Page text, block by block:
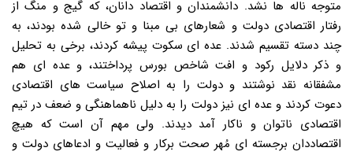
متوجه ناله ها نشد. دانشمندان و اقتصاد دانان، که گیج و منگ از
رفتار اقتصادی دولت و شعارهای بی مبنا و تو خالی شده بودند، به
چند دسته تقسیم شدند. عده ای سکوت پیشه کردند، برخی به تحلیل
و ذکر دلایل رکود و افت شاخص بورس پرداختند، و عده ای هم
مشفقانه نقد نوشتند و دولت را به اصلاح سیاست های اقتصادی
دعوت کردند و عده ای نیز دولت را به دلیل ناهماهنگی و ضعف در تیم
اقتصادی ناتوان و ناکار آمد دیدند. ولی مهم آن است که هیچ
اقتصاددان برجسته ای مُهر صحت برکار و فعالیت و ادعاهای دولت و